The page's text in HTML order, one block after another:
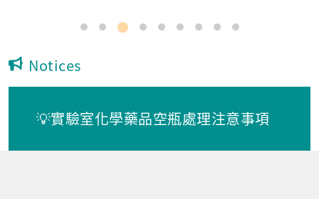
Notices
💡實驗室化學藥品空瓶處理注意事項